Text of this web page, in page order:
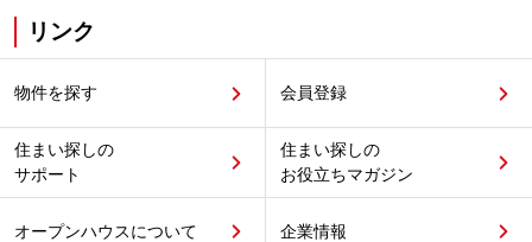
リンク
物件を探す 会員登録
住まい探しの
サポート
住まい探しの
お役立ちマガジン
オープンハウスについて 企業情報